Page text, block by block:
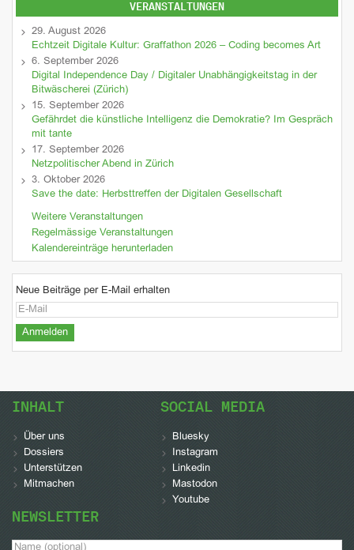
VERANSTALTUNGEN
29. August 2026
Echtzeit Digitale Kultur: Graffathon 2026 – Coding becomes Art
6. September 2026
Digital Independence Day / Digitaler Unabhängigkeitstag in der
Bitwäscherei (Zürich)
15. September 2026
Gefährdet die künstliche Intelligenz die Demokratie? Im Gespräch
mit tante
17. September 2026
Netzpolitischer Abend in Zürich
3. Oktober 2026
Save the date: Herbsttreffen der Digitalen Gesellschaft
Weitere Veranstaltungen
Regelmässige Veranstaltungen
Kalendereinträge herunterladen
Neue Beiträge per E-Mail erhalten
INHALT
Über uns
Dossiers
Unterstützen
Mitmachen
SOCIAL MEDIA
Bluesky
Instagram
Linkedin
Mastodon
Youtube
NEWSLETTER